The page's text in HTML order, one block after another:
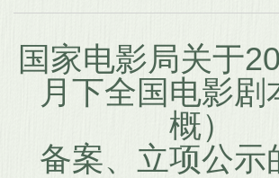
国家电影局关于
月下全国电影剧
概）
备案、立项公示